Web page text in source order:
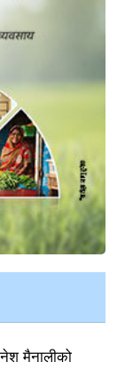
मैनालीको